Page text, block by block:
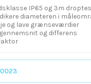
IP65 og 3m
diameteren i
og lave grænseværdier
og differens